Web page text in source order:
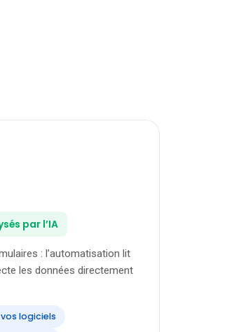
par l’IA
: l’automatisation lit
les données directement
logiciels